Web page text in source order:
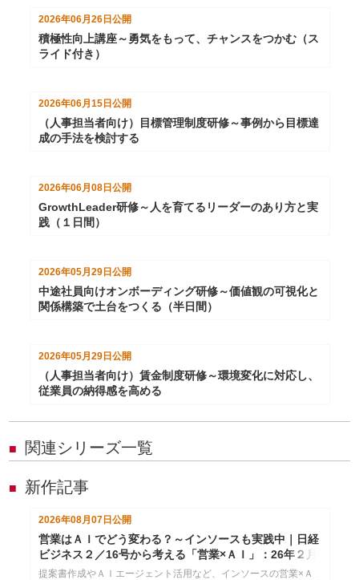
2026年06月26日公開
積極性向上講座～勇気をもって、チャンスをつかむ（ス
ライド付き）
2026年06月15日公開
（人事担当者向け）目標管理制度研修～事例から目標達
成の手法を検討する
2026年06月08日 公開
GrowthLeader研修～人を育てるリーダーのあり方と実
践（１日間）
2026年05月29日 公開
中途社員向けオンボーディング研修～価値観の可視化と
関係構築で土台をつくる（半日間）
2026年05月29日 公開
（人事担当者向け）賃金制度研修～環境変化に対応し、
従業員の納得感を高める
■ 関連シリーズ一覧
■ 新作記事
2026年08月07日公開
営業はＡＩでどう変わる？～インソースも実践中｜日経
ビジネス２／16号から考える「営業×ＡＩ」：26年２月
24日配信
提案書作成やＡＩエージェント活用など、インソースの営業×Ａ